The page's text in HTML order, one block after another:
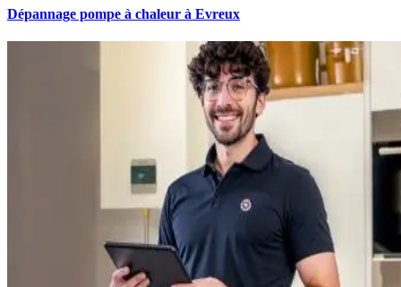
Dépannage pompe à chaleur à Evreux